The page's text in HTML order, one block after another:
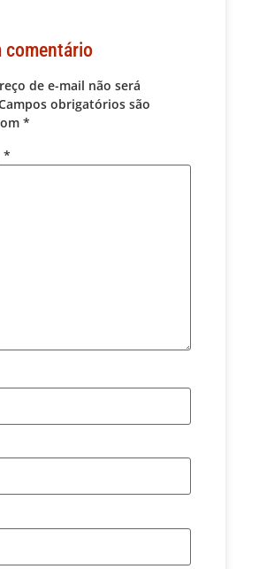
comentário
de e-mail não será
obrigatórios são
*
*